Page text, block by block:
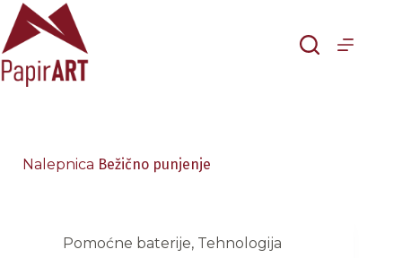
Skip
to
content
Nalepnica Bežično punjenje
Pomoćne baterije, Tehnologija